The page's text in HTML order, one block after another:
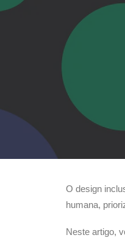
O design
humana,
Neste artigo,